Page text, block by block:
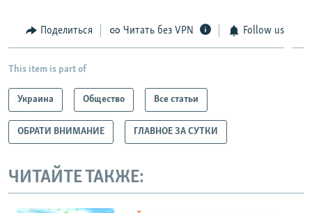
Поделиться Читать без VPN Follow us
This item is part of
Украина Общество Все статьи
ОБРАТИ ВНИМАНИЕ ГЛАВНОЕ ЗА СУТКИ
ЧИТАЙТЕ ТАКЖЕ: